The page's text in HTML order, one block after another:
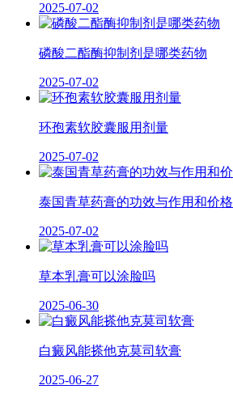
2025-07-02
磷酸二酯酶抑制剂是哪类药物
2025-07-02
环孢素软胶囊服用剂量
2025-07-02
泰国青草药膏的功效与作用和价格
2025-07-02
草本乳膏可以涂脸吗
2025-06-30
白癜风能搽他克莫司软膏
2025-06-27